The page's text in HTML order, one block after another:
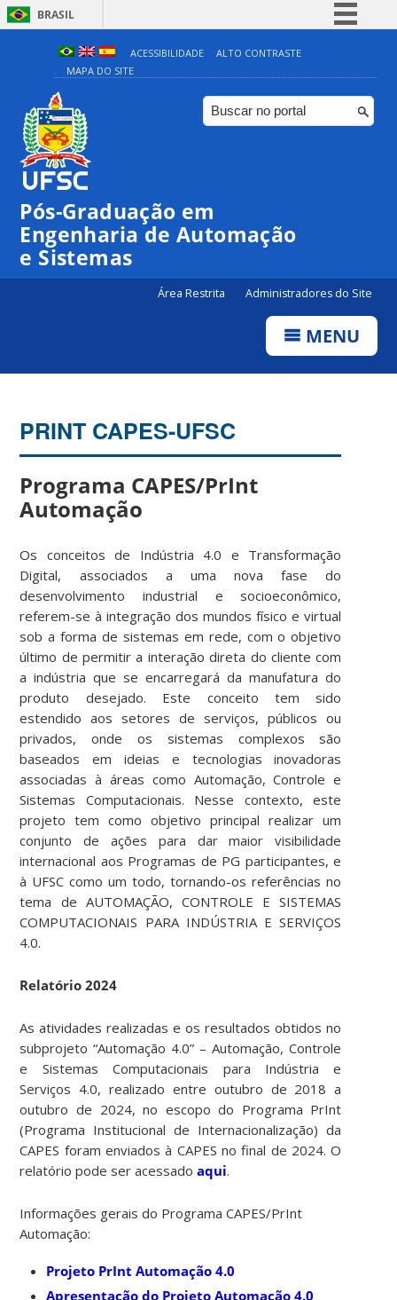
BRASIL
Simplifique!
Comunica BR
Participe
ACESSIBILIDADE
ALTO CONTRASTE
MAPA DO SITE
Pós-Graduação em
Engenharia de Automação
e Sistemas
Área Restrita Administradores do Site
MENU
PRINT CAPES-UFSC
Programa CAPES/PrInt
Automação
Os conceitos de Indústria 4.0 e Transformação
Digital, associados a uma nova fase do
desenvolvimento industrial e socioeconômico,
referem-se à integração dos mundos físico e virtual
sob a forma de sistemas em rede, com o objetivo
último de permitir a interação direta do cliente com
a indústria que se encarregará da manufatura do
produto desejado. Este conceito tem sido
estendido aos setores de serviços, públicos ou
privados, onde os sistemas complexos são
baseados em ideias e tecnologias inovadoras
associadas à áreas como Automação, Controle e
Sistemas Computacionais. Nesse contexto, este
projeto tem como objetivo principal realizar um
conjunto de ações para dar maior visibilidade
internacional aos Programas de PG participantes, e
à UFSC como um todo, tornando-os referências no
tema de AUTOMAÇÃO, CONTROLE E SISTEMAS
COMPUTACIONAIS PARA INDÚSTRIA E SERVIÇOS
4.0.
Relatório 2024
As atividades realizadas e os resultados obtidos no
subprojeto “Automação 4.0” – Automação, Controle
e Sistemas Computacionais para Indústria e
Serviços 4.0, realizado entre outubro de 2018 a
outubro de 2024, no escopo do Programa PrInt
(Programa Institucional de Internacionalização) da
CAPES foram enviados à CAPES no final de 2024. O
relatório pode ser acessadoaqui.
Informações gerais do Programa CAPES/PrInt
Automação:
Projeto PrInt Automação 4.0
Apresentação do Projeto Automação 4.0